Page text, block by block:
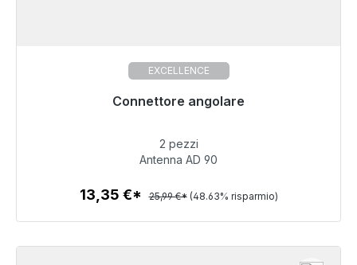
EXCELLENCE
Connettore angolare
Pronto per la spedizione immediata, tempo di
13,35 €
Dettagli
2 pezzi
Antenna AD 90
13,35 €* 25,99 €* (48.63% risparmio)